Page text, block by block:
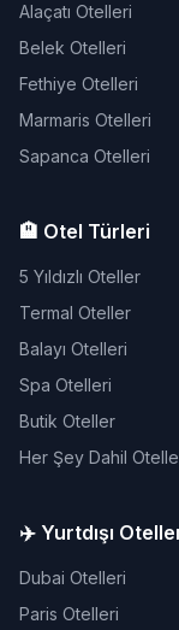
Alaçatı Otelleri
Belek Otelleri
Fethiye Otelleri
Marmaris Otelleri
Sapanca Otelleri
🏨 Otel Türleri
5 Yıldızlı Oteller
Termal Oteller
Balayı Otelleri
Spa Otelleri
Butik Oteller
Her Şey Dahil
✈️ Yurtdışı
Dubai Otelleri
Paris Otelleri